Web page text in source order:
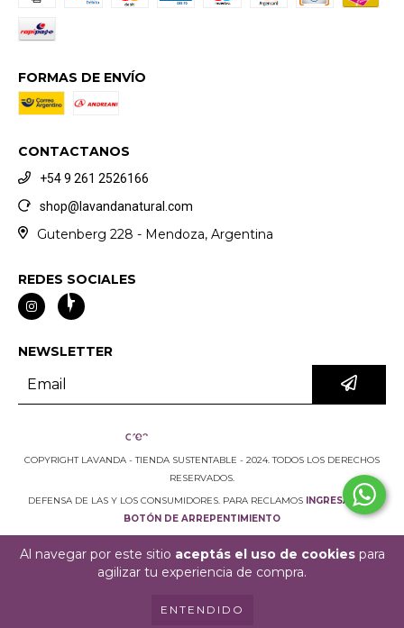
Al navegar por este sitio aceptás el uso de cookiespara
agilizar tu experiencia de compra.
ENTENDIDO
FORMAS DE ENVÍO
CONTACTANOS
+54 9 261 2526166
shop@lavandanatural.com
Gutenberg 228 - Mendoza, Argentina
REDES SOCIALES
NEWSLETTER
COPYRIGHT LAVANDA - TIENDA SUSTENTABLE - 2024. TODOS LOS DERECHOS
RESERVADOS.
DEFENSA DE LAS Y LOS CONSUMIDORES. PARA RECLAMOS INGRESÁ ACÁ.
BOTÓN DE ARREPENTIMIENTO